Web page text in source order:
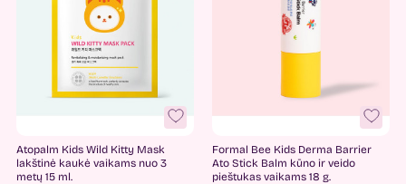
Atopalm Kids Wild Kitty Mask
lakštinė kaukė vaikams nuo 3
metų 15 ml.
Formal Bee Kids Derma Barrier
Ato Stick Balm kūno ir veido
pieštukas vaikams 18 g.